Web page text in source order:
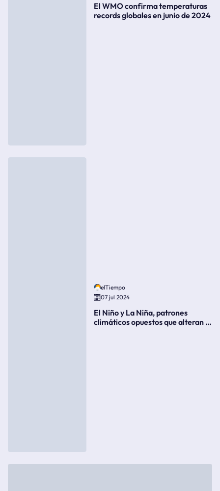
El WMO confirma temperaturas
records globales en junio de 2024
elTiempo
07 jul 2024
El Niño y La Niña, patrones
climáticos opuestos que alteran la